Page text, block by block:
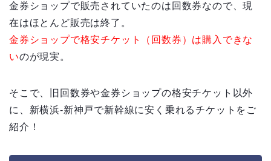
金券ショップで販売されていたのは回数券なので、現
在はほとんど販売は終了。
金券ショップで格安チケット（回数券）は購入できな
いのが現実。
そこで、旧回数券や金券ショップの格安チケット以外
に、新横浜-新神戸で新幹線に安く乗れるチケットをご
紹介！